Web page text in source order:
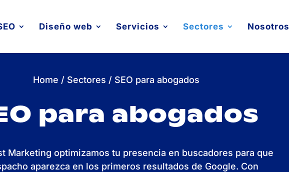
Diseño web Servicios Sectores Nosotros
Home / Sectores / SEO para abogados
para abogados
Marketing optimizamos tu presencia en buscadores para que
aparezca en los primeros resultados de Google. Con